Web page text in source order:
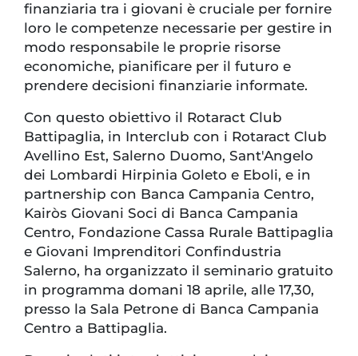
finanziaria tra i giovani è cruciale per fornire
loro le competenze necessarie per gestire in
modo responsabile le proprie risorse
economiche, pianificare per il futuro e
prendere decisioni finanziarie informate.
Con questo obiettivo il Rotaract Club
Battipaglia, in Interclub con i Rotaract Club
Avellino Est, Salerno Duomo, Sant'Angelo
dei Lombardi Hirpinia Goleto e Eboli, e in
partnership con Banca Campania Centro,
Kairòs Giovani Soci di Banca Campania
Centro, Fondazione Cassa Rurale Battipaglia
e Giovani Imprenditori Confindustria
Salerno, ha organizzato il seminario gratuito
in programma domani 18 aprile, alle 17,30,
presso la Sala Petrone di Banca Campania
Centro a Battipaglia.